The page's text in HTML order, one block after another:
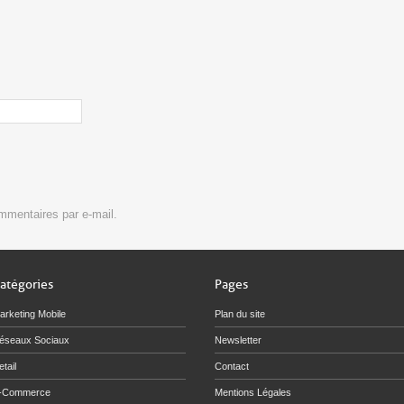
par e-mail.
Mobile
Sociaux
Commerce
Pages
Plan du site
Newsletter
Contact
Mentions Légales